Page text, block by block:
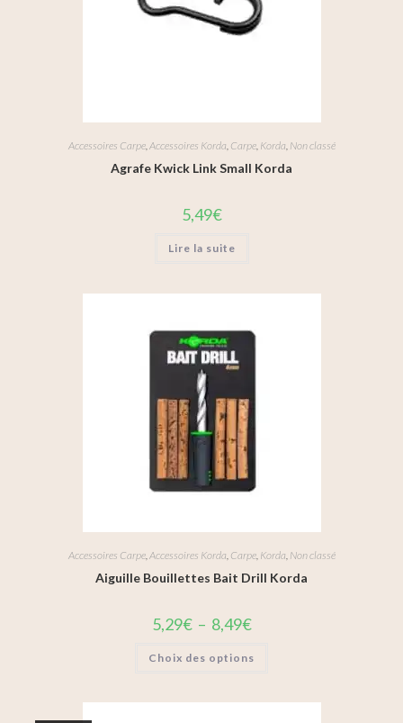
Accessoires Carpe,Accessoires Korda, Carpe, Korda, Non classé
Agrafe Kwick Link Small Korda
5,49€
Lire la suite
Accessoires Carpe, Accessoires Korda Carpe, Korda Non classé
Aiguille Bouillettes Bait Drill Korda
5,29€ – 8,49€
Choix des options